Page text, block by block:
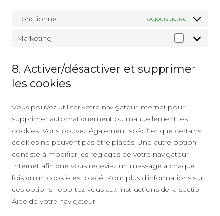
Fonctionnel Toujours activé
Marketing
Marketing
8. Activer/désactiver et supprimer
les cookies
Vous pouvez utiliser votre navigateur internet pour
supprimer automatiquement ou manuellement les
cookies. Vous pouvez également spécifier que certains
cookies ne peuvent pas être placés. Une autre option
consiste à modifier les réglages de votre navigateur
Internet afin que vous receviez un message à chaque
fois qu’un cookie est placé. Pour plus d’informations sur
ces options, reportez-vous aux instructions de la section
Aide de votre navigateur.